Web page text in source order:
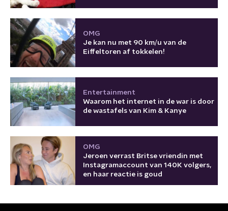
OMG
Je kan nu met 90 km/u van de
Eiffeltoren af tokkelen!
Entertainment
Waarom het internet in de war is door
de wastafels van Kim & Kanye
OMG
Jeroen verrast Britse vriendin met
Instagramaccount van 140K volgers,
en haar reactie is goud